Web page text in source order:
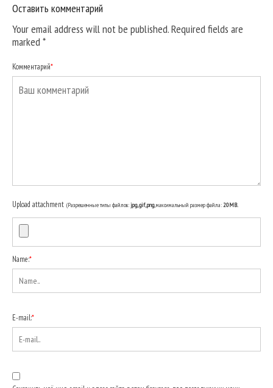
Оставить комментарий
Your email address will not be published. Required fields are
marked*
Комментарий*
Upload attachment (Разрешенные типы файлов:jpg, gif, png, максимальный размер файла: 20MB.
Name:*
E-mail:*